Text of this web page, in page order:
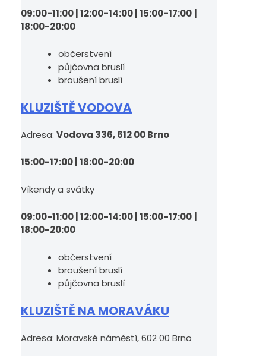
09:00-11:00 | 12:00-14:00 | 15:00-17:00
18:00-20:00
občerstvení
půjčovna bruslí
broušení bruslí
KLUZIŠTĚ VODOVA
Adresa: Vodova 336, 612 00 Brno
15:00-17:00 | 18:00-20:00
Víkendy a svátky
09:00-11:00 | 12:00-14:00 | 15:00-17:00
18:00-20:00
občerstvení
broušení bruslí
půjčovna bruslí
KLUZIŠTĚ NA MORAVÁKU
Adresa: Moravské náměstí, 602 00 Brno